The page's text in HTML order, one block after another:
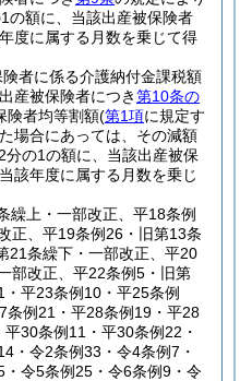
の額に、当該出産被保険者
度に属する月数を乗じて得
者に係る介護納付金課税額
産被保険者につき第10条の
険者均等割額(第1項に規定す
場合にあっては、その減額
分の1の額に、当該出産被保
該年度に属する月数を乗じ
繰上・一部改正、平18条例
正、平19条例26・旧第13条
21条繰下・一部改正、平20
部改正、平22条例5・旧第
平23条例10・平25条例
条例21・平28条例19・平28
30条例11・平30条例22・
・令2条例33・令4条例7・
令5条例25・令6条例9・令